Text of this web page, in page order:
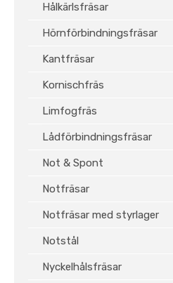
Hålkärlsfräsar
Hörnförbindningsfräsar
Kantfräsar
Kornischfräs
Limfogfräs
Lådförbindningsfräsar
Not & Spont
Notfräsar
Notfräsar med styrlager
Notstål
Nyckelhålsfräsar